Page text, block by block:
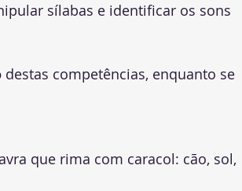
sílabas e identificar os sons
destas competências, enquanto se
que rima com caracol: cão, sol,